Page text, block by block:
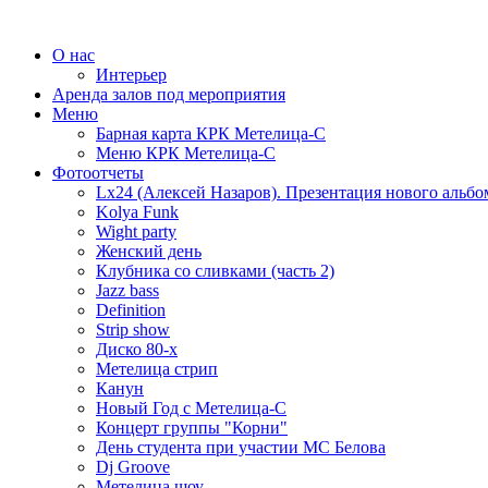
О нас
Интерьер
Аренда залов под мероприятия
Меню
Барная карта КРК Метелица-С
Меню КРК Метелица-С
Фотоотчеты
Lx24 (Алексей Назаров). Презентация нового
Kolya Funk
Wight party
Женский день
Клубника со сливками (часть 2)
Jazz bass
Definition
Strip show
Диско 80-х
Метелица стрип
Канун
Новый Год с Метелица-С
Концерт группы "Корни"
День студента при участии МС Белова
Dj Groove